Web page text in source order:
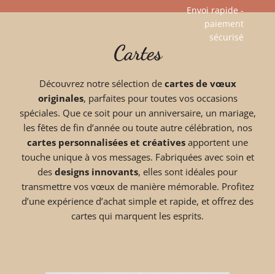
Envoi rapide -
paiement
sécurisé​
Cartes
Découvrez notre sélection de cartes de vœux
originales, parfaites pour toutes vos occasions
spéciales. Que ce soit pour un anniversaire, un mariage,
les fêtes de fin d’année ou toute autre célébration, nos
cartes personnalisées et créatives apportent une
touche unique à vos messages. Fabriquées avec soin et
des designs innovants, elles sont idéales pour
transmettre vos vœux de manière mémorable. Profitez
d’une expérience d’achat simple et rapide, et offrez des
cartes qui marquent les esprits.